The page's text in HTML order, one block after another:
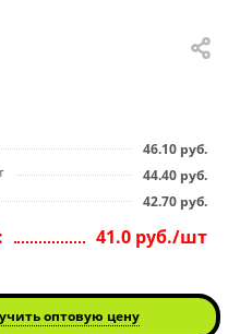
46.10 руб.
44.40 руб.
42.70 руб.
41.0 руб./шт
оптовую цену